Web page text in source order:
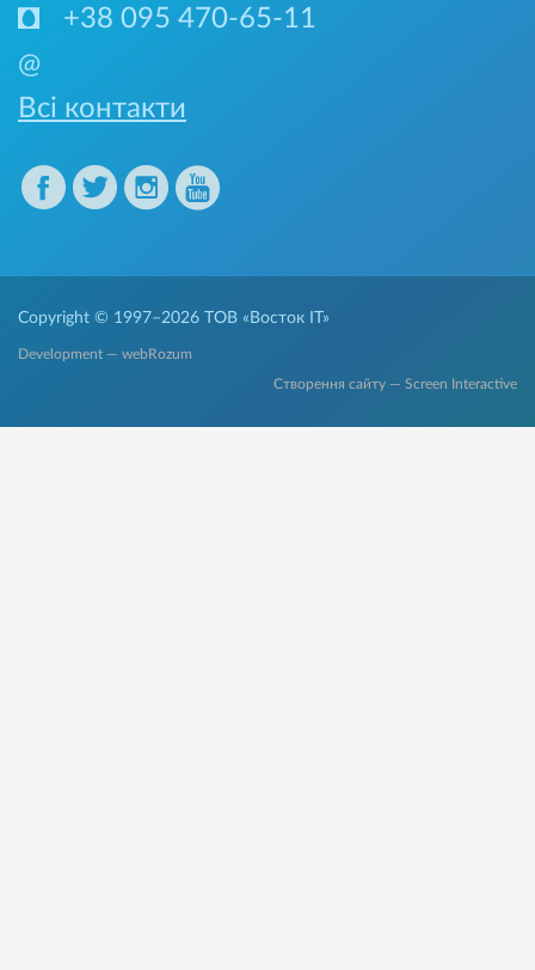
+38 095 470-65-11
@
Всі контакти
Copyright © 1997–2026 ТОВ «Восток IT»
Development — webRozum
Створення сайту — Screen Interactive